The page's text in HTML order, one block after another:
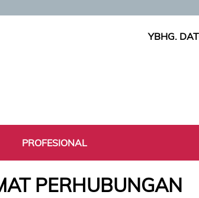
YBHG.
PROFESIONAL
PERHUBUNGAN